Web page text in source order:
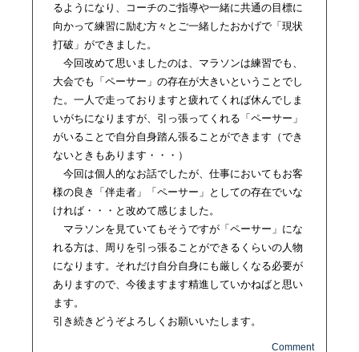
るようになり、コーチのご指導や一緒に共通の目標に
向かって練習に励む方々とご一緒したおかげで「現状
打破」ができました。
今回改めて思いましたのは、マラソンは練習でも、
大会でも「ペーサー」の存在が大きいということでし
た。一人で走っておりますと疲れてくれば休んでしま
いがちになりますが、引っ張ってくれる「ペーサー」
がいることで自分自身踏ん張ることができます（でき
ないときもあります・・・）
今回は個人的なお話でしたが、仕事においてもお客
様の良き「伴走者」「ペーサー」としての存在でいな
ければ・・・と改めて感じました。
マラソンを見ていてもそうですが「ペーサー」にな
れる方は、周りを引っ張ることができるくらいの人物
になります。それだけ自分自身にも厳しくなる必要が
ありますので、今後ますます精進していかねばと思い
ます。
引き続きどうぞよろしくお願いいたします。